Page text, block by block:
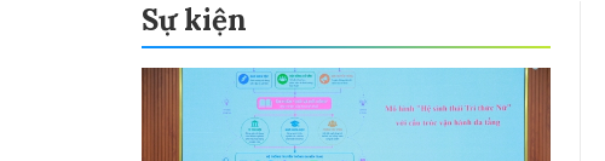
Sự kiện